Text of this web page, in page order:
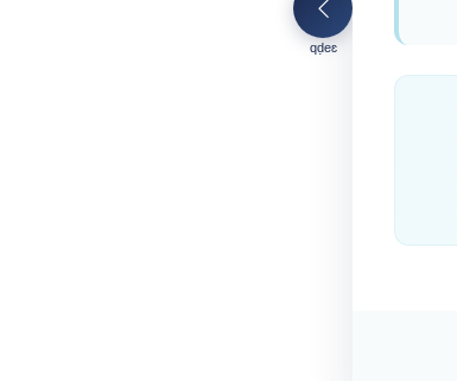
qḍeɛ